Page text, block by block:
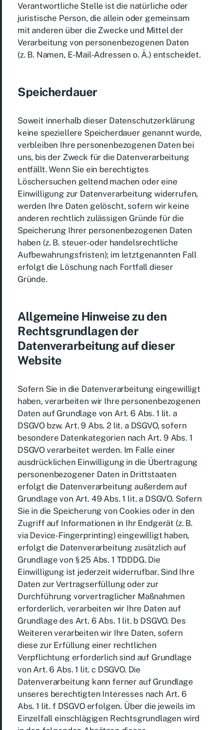
Verantwortliche Stelle ist die natürliche oder
juristische Person, die allein oder gemeinsam
mit anderen über die Zwecke und Mittel der
Verarbeitung von personenbezogenen Daten
(z. B. Namen, E-Mail-Adressen o. Ä.) entscheidet.
Speicherdauer
Soweit innerhalb dieser Datenschutzerklärung
keine speziellere Speicherdauer genannt wurde,
verbleiben Ihre personenbezogenen Daten bei
uns, bis der Zweck für die Datenverarbeitung
entfällt. Wenn Sie ein berechtigtes
Löschersuchen geltend machen oder eine
Einwilligung zur Datenverarbeitung widerrufen,
werden Ihre Daten gelöscht, sofern wir keine
anderen rechtlich zulässigen Gründe für die
Speicherung Ihrer personenbezogenen Daten
haben (z. B. steuer- oder handelsrechtliche
Aufbewahrungsfristen); im letztgenannten Fall
erfolgt die Löschung nach Fortfall dieser
Gründe.
Allgemeine Hinweise zu den
Rechtsgrundlagen der
Datenverarbeitung auf dieser
Website
Sofern Sie in die Datenverarbeitung eingewilligt
haben, verarbeiten wir Ihre personenbezogenen
Daten auf Grundlage von Art. 6 Abs. 1 lit. a
DSGVO bzw. Art. 9 Abs. 2 lit. a DSGVO, sofern
besondere Datenkategorien nach Art. 9 Abs. 1
DSGVO verarbeitet werden. Im Falle einer
ausdrücklichen Einwilligung in die Übertragung
personenbezogener Daten in Drittstaaten
erfolgt die Datenverarbeitung außerdem auf
Grundlage von Art. 49 Abs. 1 lit. a DSGVO. Sofern
Sie in die Speicherung von Cookies oder in den
Zugriff auf Informationen in Ihr Endgerät (z. B.
via Device-Fingerprinting) eingewilligt haben,
erfolgt die Datenverarbeitung zusätzlich auf
Grundlage von § 25 Abs. 1 TDDDG. Die
Einwilligung ist jederzeit widerrufbar. Sind Ihre
Daten zur Vertragserfüllung oder zur
Durchführung vorvertraglicher Maßnahmen
erforderlich, verarbeiten wir Ihre Daten auf
Grundlage des Art. 6 Abs. 1 lit. b DSGVO. Des
Weiteren verarbeiten wir Ihre Daten, sofern
diese zur Erfüllung einer rechtlichen
Verpflichtung erforderlich sind auf Grundlage
von Art. 6 Abs. 1 lit. c DSGVO. Die
Datenverarbeitung kann ferner auf Grundlage
unseres berechtigten Interesses nach Art. 6
Abs. 1 lit. f DSGVO erfolgen. Über die jeweils im
Einzelfall einschlägigen Rechtsgrundlagen wird